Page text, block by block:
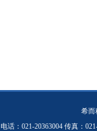
希而
电话：021-20363004 传真：